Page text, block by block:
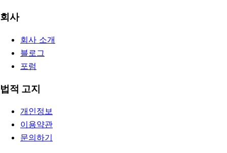
회사
회사 소개
블로그
포럼
법적 고지
개인정보
이용약관
문의하기